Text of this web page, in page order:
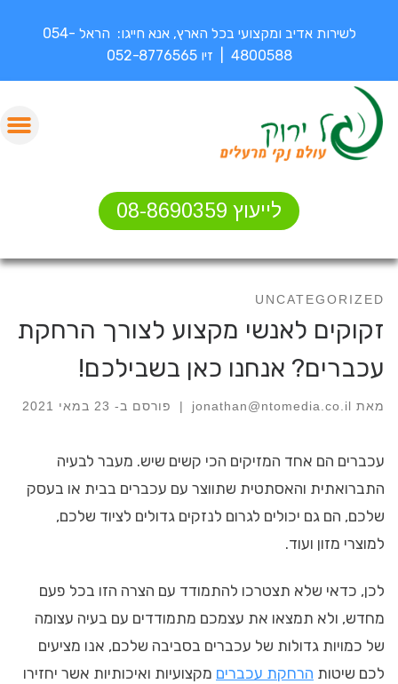
לשירות אדיב ומקצועי בכל הארץ, אנא חייגו: הראל 054-
4800588 | זיו 052-8776565
לייעוץ 08-8690359
UNCATEGORIZED
זקוקים לאנשי מקצוע לצורך הרחקת
עכברים? אנחנו כאן בשבילכם!
מאת jonathan@ntomedia.co.il
| פורסם ב- 23 במאי 2021
עכברים הם אחד המזיקים הכי קשים שיש. מעבר לבעיה
התברואתית והאסתטית שתווצר עם עכברים בבית או בעסק
שלכם, הם גם יכולים לגרום לנזקים גדולים לציוד שלכם,
למוצרי מזון ועוד.
לכן, כדאי שלא תצטרכו להתמודד עם הצרה הזו בכל פעם
מחדש, ולא תמצאו את עצמכם מתמודדים עם בעיה עצומה
של כמויות גדולות של עכברים בסביבה שלכם, אנו מציעים
לכם שיטות הרחקת עכברים מקצועיות ואיכותיות אשר יחזירו